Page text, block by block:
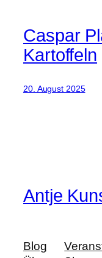
Caspar
Kartoffeln
20. August 2025
Antje
Blog